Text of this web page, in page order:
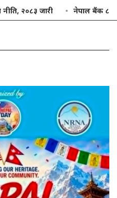
नेपाल बैंक ८५ अर्बको तीनमहिने निक्षेप